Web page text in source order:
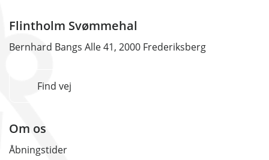
Flintholm Svømmehal
Bernhard Bangs Alle 41, 2000 Frederiksberg
Find vej
Om os
Åbningstider